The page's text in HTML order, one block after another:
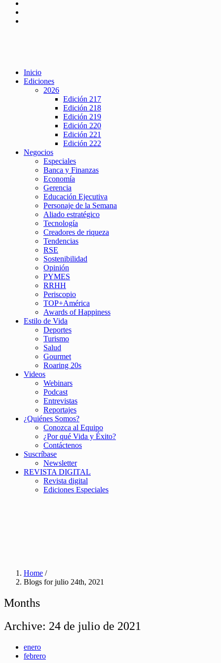
Inicio
Ediciones
2026
Edición 217
Edición 218
Edición 219
Edición 220
Edición 221
Edición 222
Negocios
Especiales
Banca y Finanzas
Economía
Gerencia
Educación Ejecutiva
Personaje de la Semana
Aliado estratégico
Tecnología
Creadores de riqueza
Tendencias
RSE
Sostenibilidad
Opinión
PYMES
RRHH
Periscopio
TOP+América
Awards of Happiness
Estilo de Vida
Deportes
Turismo
Salud
Gourmet
Roaring 20s
Videos
Webinars
Podcast
Entrevistas
Reportajes
¿Quiénes Somos?
Conozca al Equipo
¿Por qué Vida y Éxito?
Contáctenos
Suscríbase
Newsletter
REVISTA DIGITAL
Revista digital
Ediciones Especiales
Home /
Blogs for julio 24th, 2021
Months
Archive: 24 de julio de 2021
enero
febrero